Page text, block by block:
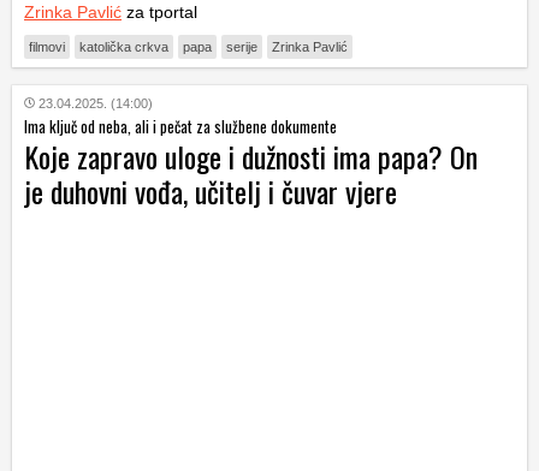
Zrinka Pavlić za tportal
filmovi katolička crkva papa serije Zrinka Pavlić
23.04.2025. (14:00)
Ima ključ od neba, ali i pečat za službene dokumente
Koje zapravo uloge i dužnosti ima papa? On
je duhovni vođa, učitelj i čuvar vjere